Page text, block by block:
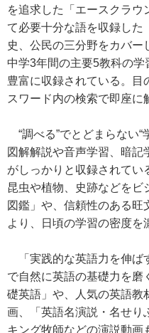
を追求した「エースクラウ
て必要十分な語を収録した
史、公民の三分野をカバー
中学3年間の主要5教科の
豊富に収録されている。目
スワード内の検索で即座に
“調べる”でとどまらない“
図解解説や音声学習、暗
がしっかりと収録されてい
昆虫や植物、史跡などをビ
図鑑」や、信頼性のある旺
より、日頃の学習の密度を
「実践的な英語力を伸ば
で自然に英語の基礎力を磨
礎英語」や、人気の英語教
画、「英語名演説・名せり
キング牧師などの演説動画